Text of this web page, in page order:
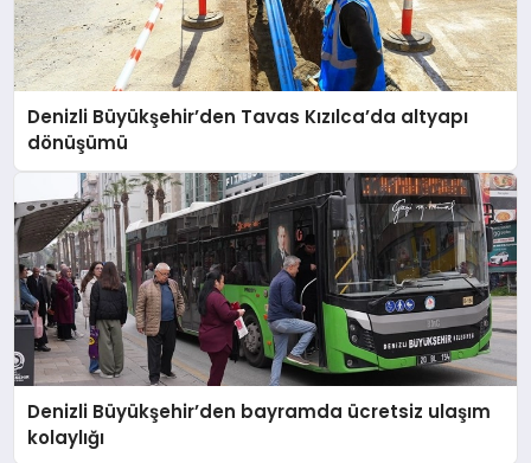
Denizli Büyükşehir’den Tavas Kızılca’da altyapı
dönüşümü
Denizli Büyükşehir’den bayramda ücretsiz ulaşım
kolaylığı